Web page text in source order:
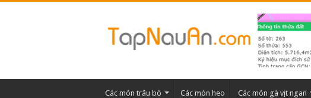
Các món trâu bò Các món heo Các món gà vịt ngan